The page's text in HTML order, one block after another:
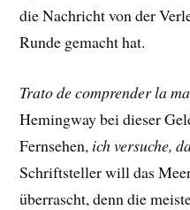
die Nachricht von der
Runde gemacht hat.
Trato de comprender la
Hemingway bei dieser
Fernsehen, ich versuche,
Schriftsteller will das
überrascht, denn die